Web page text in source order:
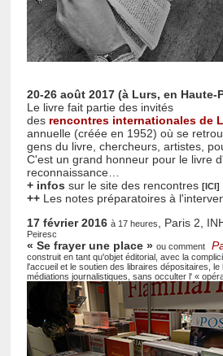
20-26 août 2017 (à Lurs, en Haute-
Le livre fait partie des invités
des rencontres internationales de
annuelle (créée en 1952) où se
gens du livre, chercheurs, artistes,
C'est un grand honneur pour le livre
reconnaissance…
+ infos sur le site des rencontres [ICI]
++ Les notes préparatoires à
17 février 2016 à 17 heures , Paris 2,
Peiresc
« Se frayer une place » ou comment
construit en tant qu'objet éditorial, avec la
l'accueil et le soutien des libraires dépositaires,
médiations journalistiques, sans occulter l' «